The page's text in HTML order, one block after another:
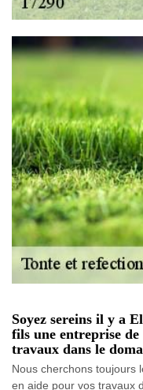
Soyez sereins il y a
fils une entreprise de
travaux dans le
Nous cherchons toujours
en aide pour vos travaux